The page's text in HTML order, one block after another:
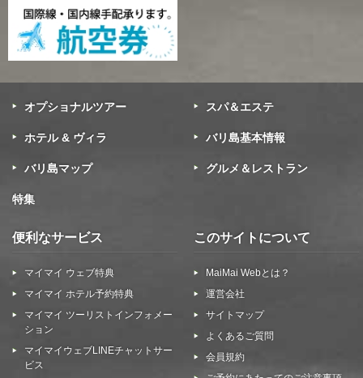
オプショナルツアー スパ＆エステ
ホテル & ヴィラ バリ島基本情報
バリ島マップ グルメ＆レストラン
特集
便利なサービス
マイマイ ウェブ特典
マイマイ ホテル予約特典
マイマイ ツーリストインフォメー
ション
マイマイウェブLINEチャットサー
ビス
このサイトについて
MaiMai Webとは？
運営会社
サイトマップ
よくあるご質問
会員規約